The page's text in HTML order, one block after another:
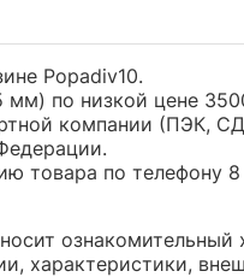
Popadiv10.
по низкой цене
компании (ПЭК,
товара по
ознакомительный
характеристики,